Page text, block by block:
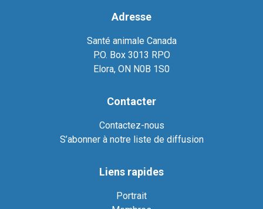
Adresse
Santé animale Canada
P.O. Box 3013 RPO
Elora, ON N0B 1S0
Contacter
Contactez-nous
S’abonner à notre liste de diffusion
Liens rapides
Portrait